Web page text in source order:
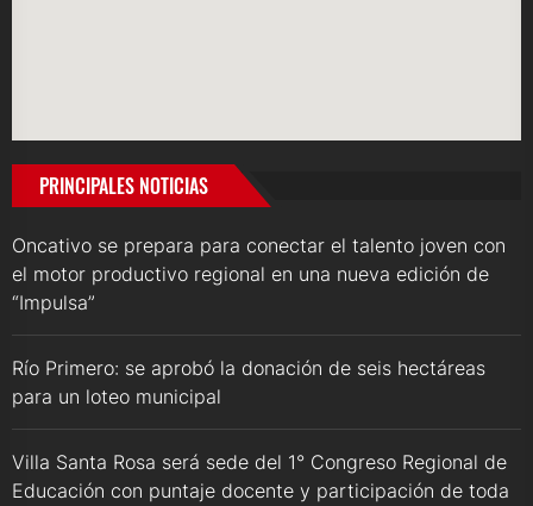
PRINCIPALES NOTICIAS
Oncativo se prepara para conectar el talento joven con
el motor productivo regional en una nueva edición de
“Impulsa”
Río Primero: se aprobó la donación de seis hectáreas
para un loteo municipal
Villa Santa Rosa será sede del 1° Congreso Regional de
Educación con puntaje docente y participación de toda